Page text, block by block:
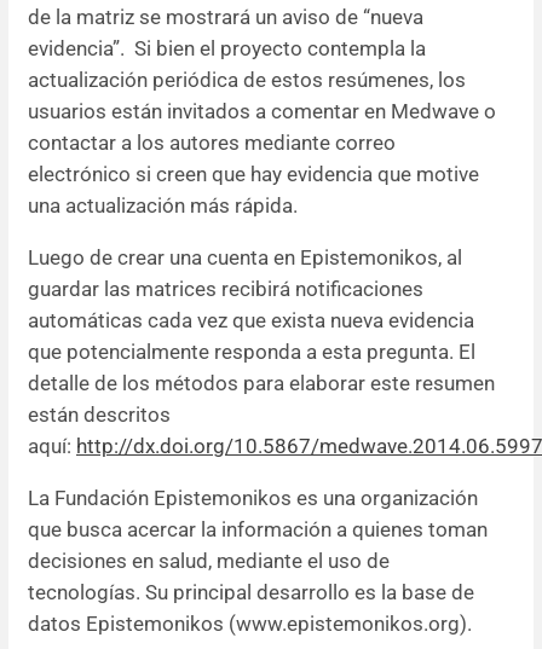
de la matriz se mostrará un aviso de “nueva
evidencia”. Si bien el proyecto contempla la
actualización periódica de estos resúmenes, los
usuarios están invitados a comentar en Medwave o
contactar a los autores mediante correo
electrónico si creen que hay evidencia que motive
una actualización más rápida.
Luego de crear una cuenta en Epistemonikos, al
guardar las matrices recibirá notificaciones
automáticas cada vez que exista nueva evidencia
que potencialmente responda a esta pregunta. El
detalle de los métodos para elaborar este resumen
están descritos
aquí: http://dx.doi.org/10.5867/medwave.2014.06.5997
La Fundación Epistemonikos es una organización
que busca acercar la información a quienes toman
decisiones en salud, mediante el uso de
tecnologías. Su principal desarrollo es la base de
datos Epistemonikos (www.epistemonikos.org).